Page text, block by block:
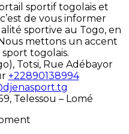
sportif togolais et
de vous informer
sportive au Togo, en
mettons un accent
togolais.
Totsi, Rue Adébayor
+22890138994
Telessou – Lomé